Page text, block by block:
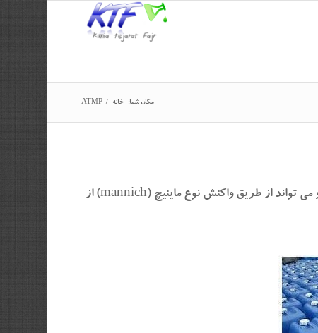
مکان شما: خانه /
ATMP
با فرمول N(CH2PO3H2)3 است . خواص شلات کننده دارد و می تواند از طریق واکنش نوع ماینیچ (mannich) از